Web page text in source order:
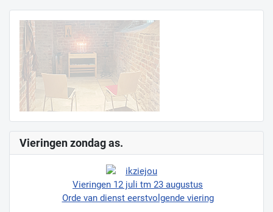
Vieringen zondag as.
Vieringen 12 juli tm 23 augustus
Orde van dienst eerstvolgende viering